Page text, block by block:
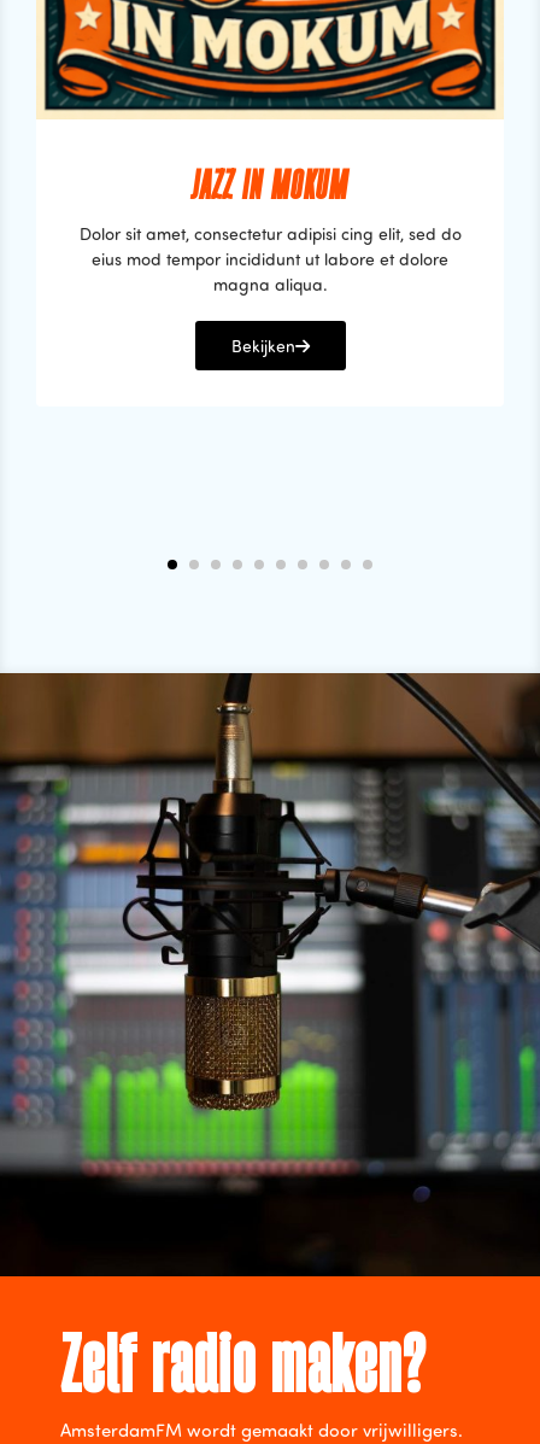
JAZZ IN MOKUM
Dolor sit amet, consectetur adipisi cing elit, sed do
eius mod tempor incididunt ut labore et dolore
magna aliqua.
Bekijken
Zelf radio maken?
AmsterdamFM wordt gemaakt door vrijwilligers.